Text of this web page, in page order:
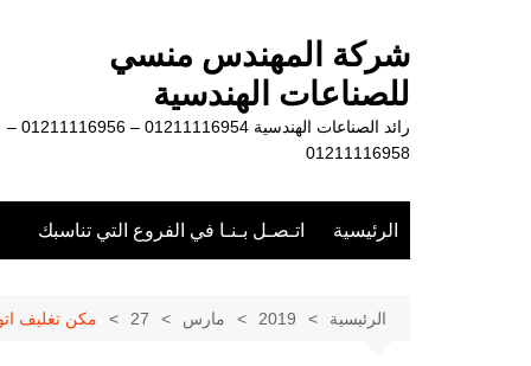
شركة المهندس منسي
للصناعات الهندسية
رائد الصناعات الهندسية 01211116954 – 01211116956 –
01211116958
الرئيسية اتـصـل بـنـا في الفروع التي تناسبك
الرئيسية 2019 مارس 27 مكن تغليف